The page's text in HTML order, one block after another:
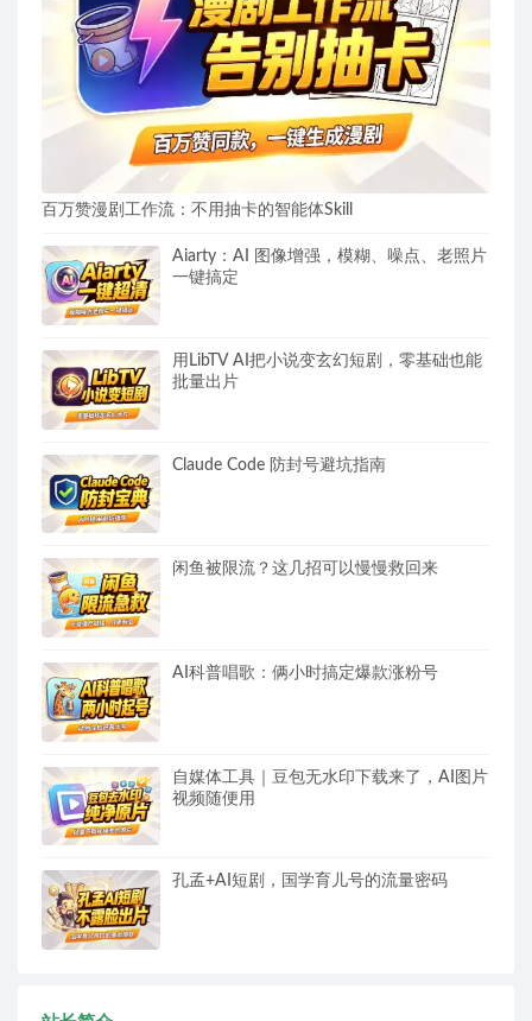
百万赞漫剧工作流：不用抽卡的智能体Skill
Aiarty：AI 图像增强，模糊、噪点、老照片
一键搞定
用LibTV AI把小说变玄幻短剧，零基础也能
批量出片
Claude Code 防封号避坑指南
闲鱼被限流？这几招可以慢慢救回来
AI科普唱歌：俩小时搞定爆款涨粉号
自媒体工具｜豆包无水印下载来了，AI图片
视频随便用
孔孟+AI短剧，国学育儿号的流量密码